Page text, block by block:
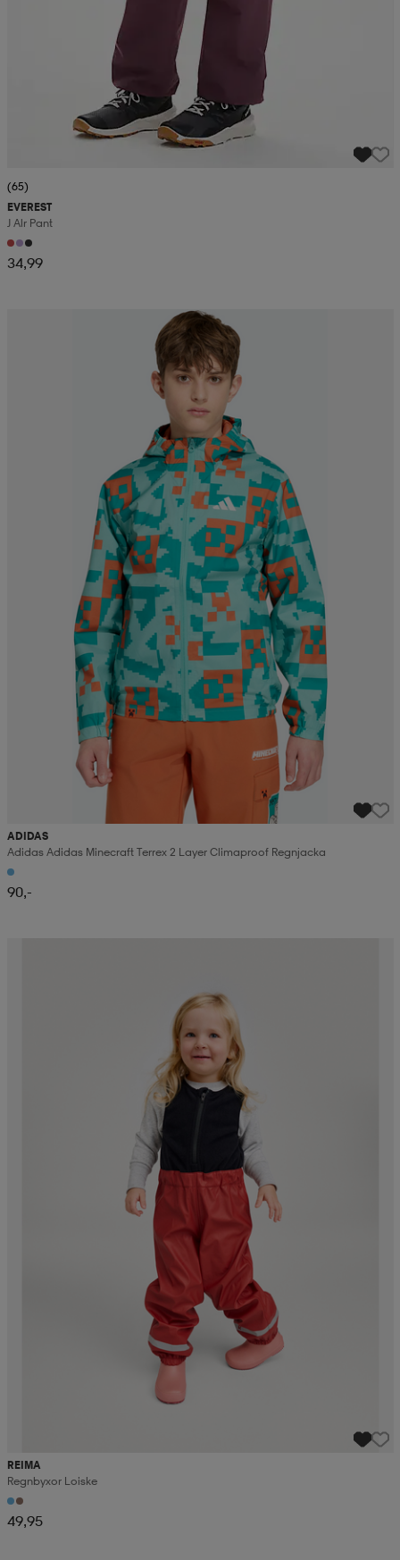
(65)
EVEREST
J Alr Pant
34,99
ADIDAS
Adidas Adidas Minecraft Terrex 2 Layer Climaproof Regnjacka
90,-
REIMA
Regnbyxor Loiske
49,95